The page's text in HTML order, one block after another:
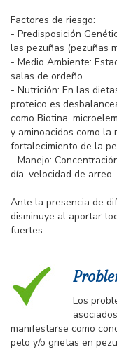
Factores de riesgo:
- Predisposición
las pezuñas (pezuñas
- Medio Ambiente:
salas de ordeño.
- Nutrición: En las
proteico es
como Biotina,
y aminoacidos como la
fortalecimiento de la
- Manejo:
día, velocidad de arreo.
Ante la presencia de
disminuye al aportar
fuertes.
Los
manifestarse como
pelo y/o grietas en